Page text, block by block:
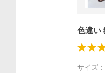
色違い
サイズ ：